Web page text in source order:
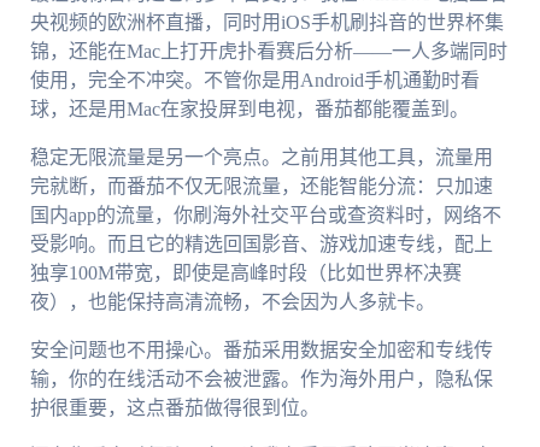
央视频的欧洲杯直播，同时用iOS手机刷抖音的世界杯集
锦，还能在Mac上打开虎扑看赛后分析——一人多端同时
使用，完全不冲突。不管你是用Android手机通勤时看
球，还是用Mac在家投屏到电视，番茄都能覆盖到。
稳定无限流量是另一个亮点。之前用其他工具，流量用
完就断，而番茄不仅无限流量，还能智能分流：只加速
国内app的流量，你刷海外社交平台或查资料时，网络不
受影响。而且它的精选回国影音、游戏加速专线，配上
独享100M带宽，即使是高峰时段（比如世界杯决赛
夜），也能保持高清流畅，不会因为人多就卡。
安全问题也不用操心。番茄采用数据安全加密和专线传
输，你的在线活动不会被泄露。作为海外用户，隐私保
护很重要，这点番茄做得很到位。